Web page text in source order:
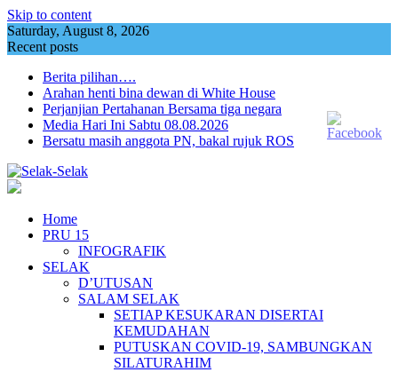
Skip to content
Saturday, August 8, 2026
Recent posts
Berita pilihan….
Arahan henti bina dewan di White House
Perjanjian Pertahanan Bersama tiga negara
Media Hari Ini Sabtu 08.08.2026
Bersatu masih anggota PN, bakal rujuk ROS
Home
PRU 15
INFOGRAFIK
SELAK
D’UTUSAN
SALAM SELAK
SETIAP KESUKARAN DISERTAI
KEMUDAHAN
PUTUSKAN COVID-19, SAMBUNGKAN
SILATURAHIM